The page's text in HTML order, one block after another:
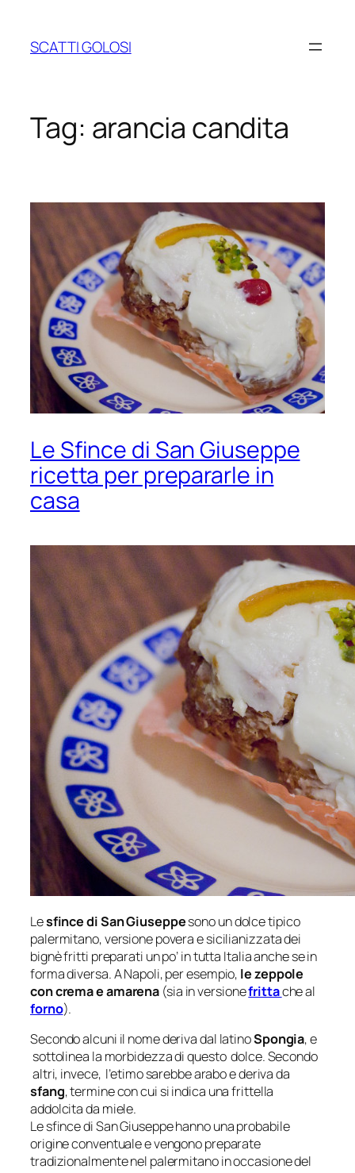
contenuto
SCATTI GOLOSI
Tag: arancia candita
Le Sfince di San Giuseppe
ricetta per prepararle in
casa
Lesfince di San Giuseppesono un dolce tipico
palermitano, versione povera e sicilianizzata dei
bignè fritti preparati un po’ in tutta Italia anche se in
forma diversa. A Napoli, per esempio, le zeppole
con crema e amarena (sia in versionefrittache al
forno).
Secondo alcuni il nome deriva dal latinoSpongia, e
sottolinea la morbidezza di questo dolce. Secondo
altri, invece, l’etimo sarebbe arabo e deriva da
sfang, termine con cui si indica una frittella
addolcita da miele.
Le sfince di San Giuseppe hanno una probabile
origine conventuale e vengono preparate
tradizionalmente nel palermitano in occasione del